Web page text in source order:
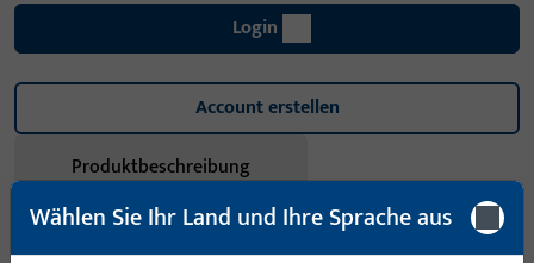
Login
Account erstellen
Produktbeschreibung
Downloads
Wählen Sie Ihr Land und Ihre Sprache aus